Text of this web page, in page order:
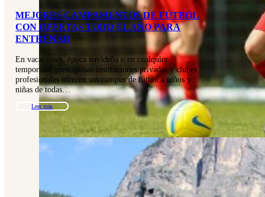
MEJORES CAMPAMENTOS DE FÚTBOL
CON OFERTAS TODO EL AÑO PARA
ENTRENAR
En vacaciones, época navideña o en cualquier
temporada; prestigiosas instituciones privadas y clubes
profesionales ofrecen sus campus de fútbol a niños y
niñas de todas…
Leer más